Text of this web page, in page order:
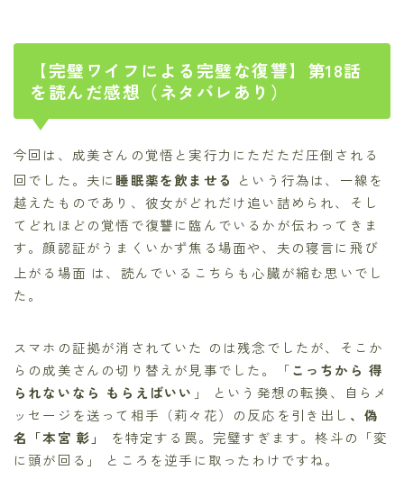
【完璧ワイフによる完璧な復讐】第18話
を読んだ感想（ネタバレあり）
今回は、成美さんの覚悟と実行力にただただ圧倒される
回でした。夫に 睡眠薬を飲ませる という行為は、一線を
越えたものであり、彼女がどれだけ追い詰められ、そし
てどれほどの覚悟で復讐に臨んでいるかが伝わってきま
す。顔認証がうまくいかず焦る場面や、夫の寝言に飛び
上がる場面 は、読んでいるこちらも心臓が縮む思いでし
た。
スマホの証拠が消されていた のは残念でしたが、そこか
らの成美さんの切り替えが見事でした。「こっちから 得
られないなら もらえばいい 」 という発想の転換、自らメ
ッセージを送って相手（莉々花）の反応を引き出し 、偽
名「本宮 彰」
を特定する罠。完璧すぎます。柊斗の「変
に頭が回る」 ところを逆手に取ったわけですね。